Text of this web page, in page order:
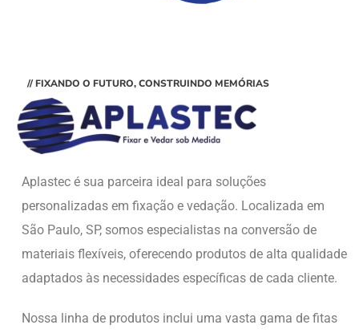
// FIXANDO O FUTURO, CONSTRUINDO MEMÓRIAS
Aplastec é sua parceira ideal para soluções
personalizadas em fixação e vedação. Localizada em
São Paulo, SP, somos especialistas na conversão de
materiais flexíveis, oferecendo produtos de alta qualidade
adaptados às necessidades específicas de cada cliente.
Nossa linha de produtos inclui uma vasta gama de fitas